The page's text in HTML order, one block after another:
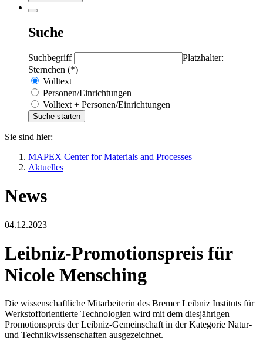
Suche
Suchbegriff
Platzhalter:
Sternchen (*)
Volltext
Personen/Einrichtungen
Volltext + Personen/Einrichtungen
Sie sind hier:
MAPEX Center for Materials and Processes
Aktuelles
News
04.12.2023
Leibniz-Promotionspreis für
Nicole Mensching
Die wissenschaftliche Mitarbeiterin des Bremer Leibniz Instituts für
Werkstofforientierte Technologien wird mit dem diesjährigen
Promotionspreis der Leibniz-Gemeinschaft in der Kategorie Natur-
und Technikwissenschaften ausgezeichnet.